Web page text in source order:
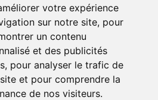
votre expérience
sur notre site, pour
un contenu
et des publicités
pour analyser le trafic de
et pour comprendre la
de nos visiteurs.
par le hasard des
2019 fleurira
des éditions des